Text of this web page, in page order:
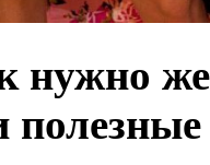
нужно